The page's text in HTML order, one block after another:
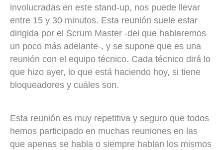
involucradas en este stand-up, nos puede llevar
entre 15 y 30 minutos. Esta reunión suele estar
dirigida por el Scrum Master -del que hablaremos
un poco más adelante-, y se supone que es una
reunión con el equipo técnico. Cada técnico dirá lo
que hizo ayer, lo que está haciendo hoy, si tiene
bloqueadores y cuáles son.
Esta reunión es muy repetitiva y seguro que todos
hemos participado en muchas reuniones en las
que apenas se habla o siempre hablan los mismos